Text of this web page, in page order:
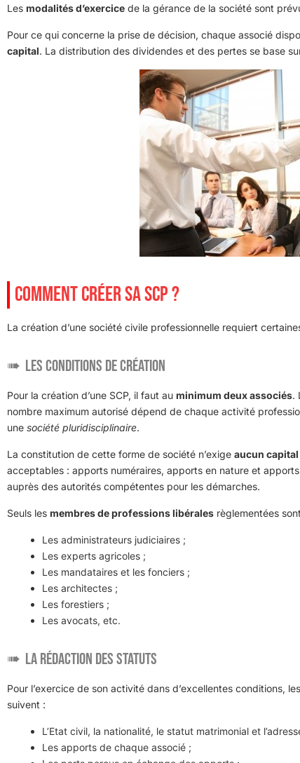
Les modalités d’exercice de la gérance de la société sont
Pour ce qui concerne la prise de décision, chaque associé
capital. La distribution des dividendes et des pertes se base
COMMENT CRÉER SA SCP ?
La création d’une société civile professionnelle requiert
Les conditions de création
Pour la création d’une SCP, il faut au minimum deux associés.
nombre maximum autorisé dépend de chaque activité
une société pluridisciplinaire.
La constitution de cette forme de société n’exige aucun
acceptables : apports numéraires, apports en nature et
auprès des autorités compétentes pour les démarches.
Seuls les membres de professions libérales règlementées
Les administrateurs judiciaires ;
Les experts agricoles ;
Les mandataires et les fonciers ;
Les architectes ;
Les forestiers ;
Les avocats, etc.
La rédaction des statuts
Pour l’exercice de son activité dans d’excellentes conditions, les
suivent :
L’Etat civil, la nationalité, le statut matrimonial et
Les apports de chaque associé ;